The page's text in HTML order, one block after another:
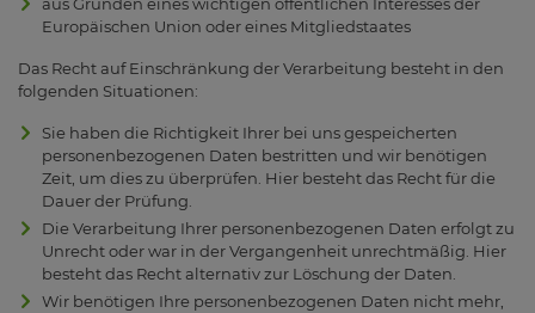
aus Gründen eines wichtigen öffentlichen Interesses der
Europäischen Union oder eines Mitgliedstaates
Das Recht auf Einschränkung der Verarbeitung besteht in den
folgenden Situationen:
Sie haben die Richtigkeit Ihrer bei uns gespeicherten
personenbezogenen Daten bestritten und wir benötigen
Zeit, um dies zu überprüfen. Hier besteht das Recht für die
Dauer der Prüfung.
Die Verarbeitung Ihrer personenbezogenen Daten erfolgt zu
Unrecht oder war in der Vergangenheit unrechtmäßig. Hier
besteht das Recht alternativ zur Löschung der Daten.
Wir benötigen Ihre personenbezogenen Daten nicht mehr,